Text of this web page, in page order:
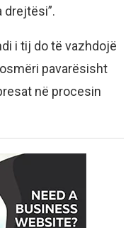
drejtësi”.
i tij do të vazhdojë
pavarësisht
në procesin